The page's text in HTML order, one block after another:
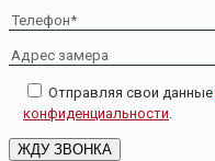
Отправляя свои данные
конфиденциальности.